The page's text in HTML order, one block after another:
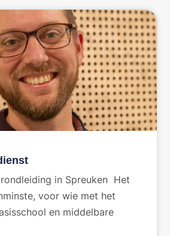
in Spreuken Het
voor wie met het
en middelbare